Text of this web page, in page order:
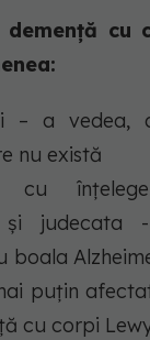
demență cu
– a vedea,
nu există
cu
și judecata
boala
puțin
cu corpi